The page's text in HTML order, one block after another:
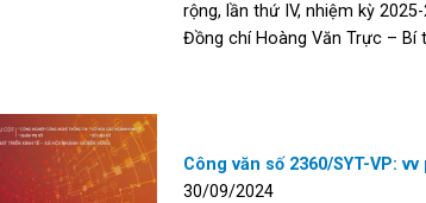
rộng, lần thứ IV, nhiệm kỳ
Đồng chí Hoàng Văn Trực – Bí
Công văn số 2360/SYT-VP:
30/09/2024